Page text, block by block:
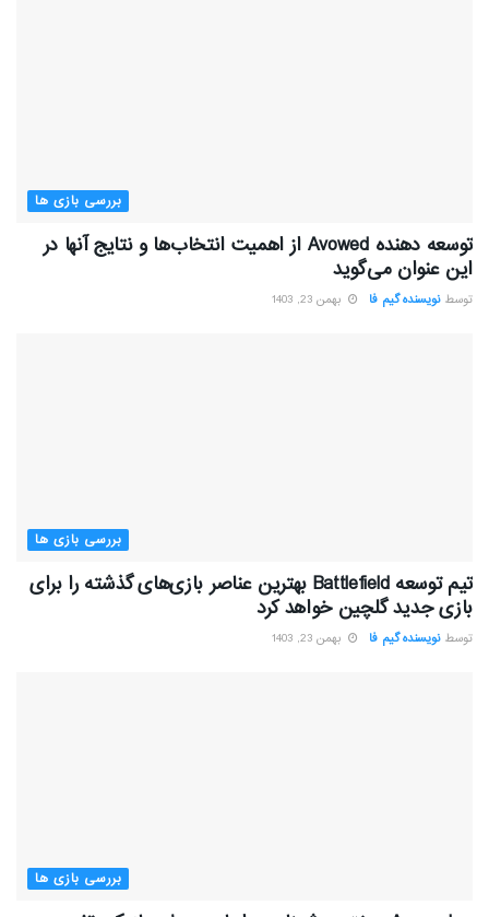
بررسی بازی ها
توسعه دهنده Avowed از اهمیت انتخاب‌ها و نتایج آنها در
این عنوان می‌گوید
توسط نویسنده گیم فا بهمن 23, 1403
بررسی بازی ها
تیم توسعه Battlefield بهترین عناصر بازی‌های گذشته را برای
بازی جدید گلچین خواهد کرد
توسط نویسنده گیم فا بهمن 23, 1403
بررسی بازی ها